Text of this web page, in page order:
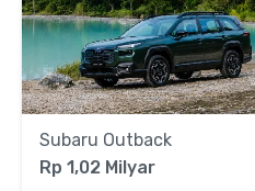
Subaru Outback
Rp 1,02 Milyar